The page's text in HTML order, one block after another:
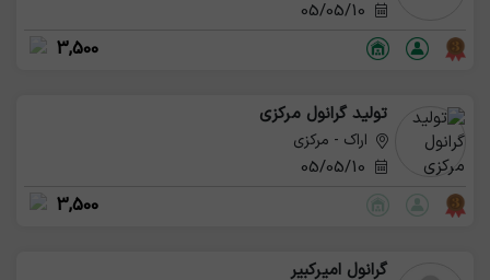
3,500
تولید گرانول مرکزی
اراک - مرکزی
3,500
گرانول امیرکبیر